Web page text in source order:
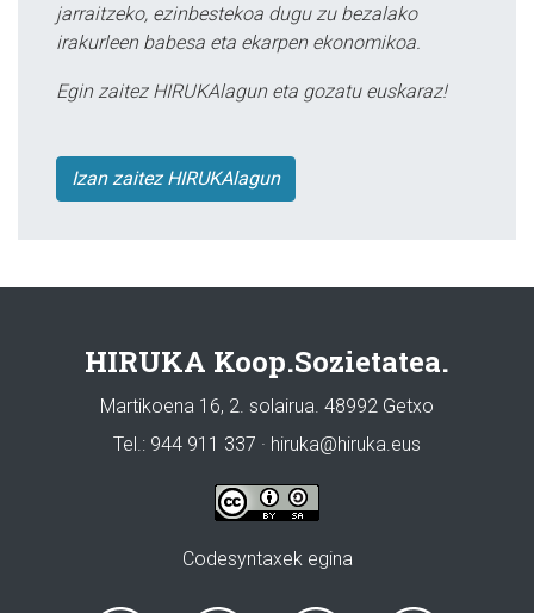
jarraitzeko, ezinbestekoa dugu zu bezalako
irakurleen babesa eta ekarpen ekonomikoa.
Egin zaitez HIRUKAlagun eta gozatu euskaraz!
Izan zaitez HIRUKAlagun
HIRUKA Koop.Sozietatea.
Martikoena 16, 2. solairua. 48992 Getxo
Tel.: 944 911 337 · hiruka@hiruka.eus
Codesyntaxek egina